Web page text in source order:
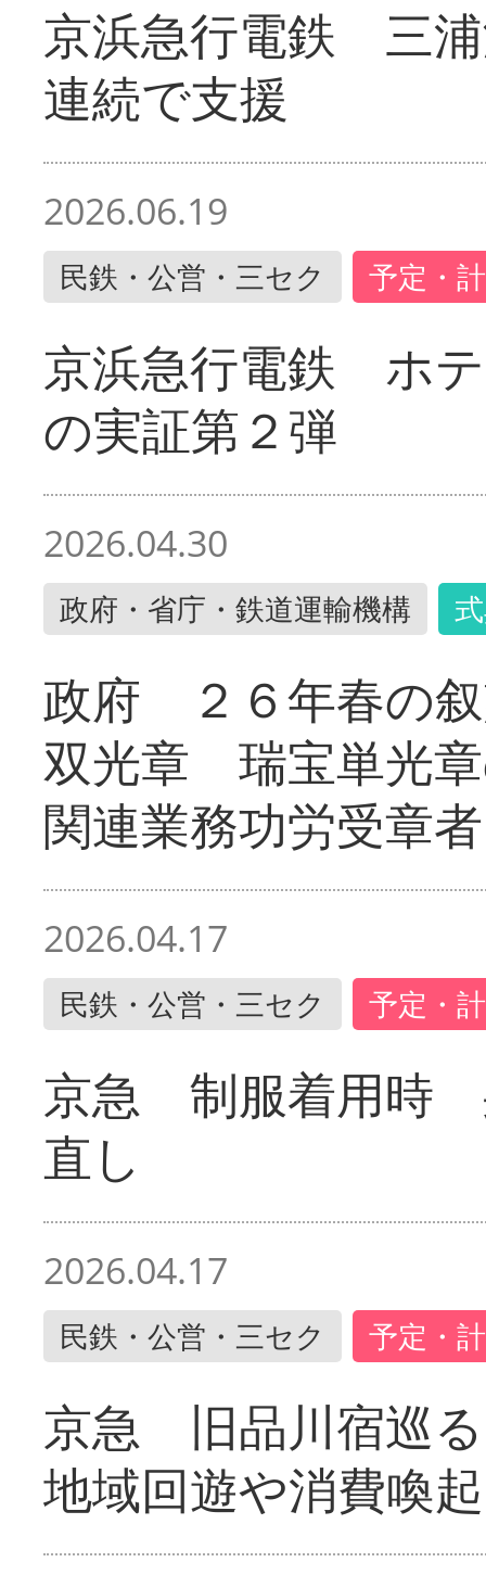
京浜急行電鉄 三
連続で支援
2026.06.19
民鉄・公営・三セク 予定・
京浜急行電鉄 ホ
の実証第２弾
2026.04.30
政府・省庁・鉄道運輸機構
政府 ２６年春の
双光章 瑞宝単光
関連業務功労受章者
2026.04.17
民鉄・公営・三セク 予定・
京急 制服着用時
直し
2026.04.17
民鉄・公営・三セク 予定・
京急 旧品川宿巡
地域回遊や消費喚起